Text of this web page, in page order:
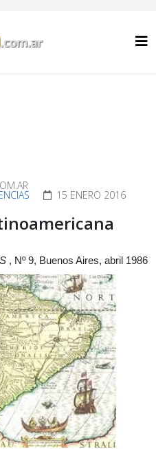
15 ENERO 2016
, Nº 9, Buenos Aires, abril 1986